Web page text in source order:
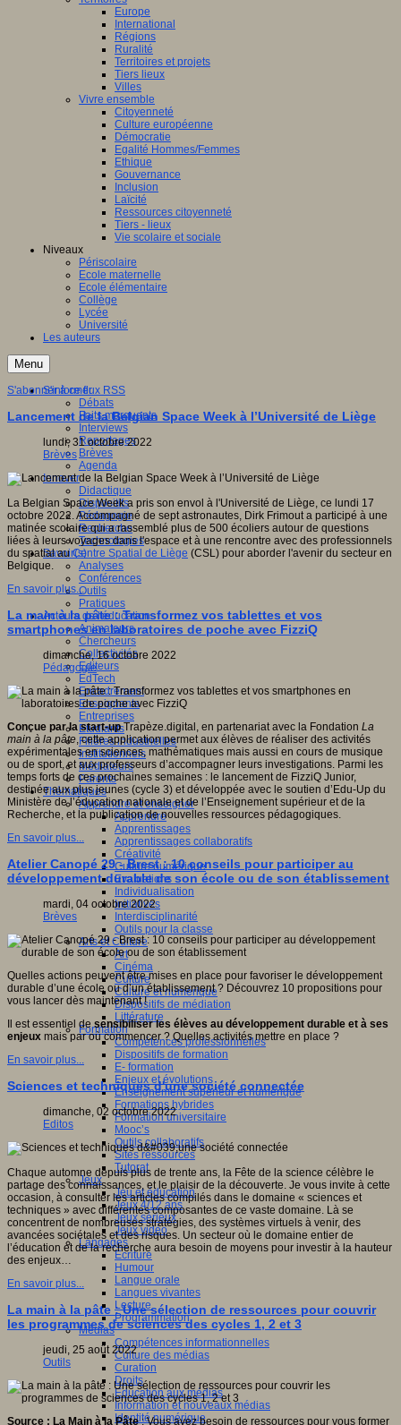
Europe
International
Régions
Ruralité
Territoires et projets
Tiers lieux
Villes
Vivre ensemble
Citoyenneté
Culture européenne
Démocratie
Egalité Hommes/Femmes
Ethique
Gouvernance
Inclusion
Laïcité
Ressources citoyenneté
Tiers - lieux
Vie scolaire et sociale
Niveaux
Périscolaire
Ecole maternelle
Ecole élémentaire
Collège
Lycée
Université
Les auteurs
Menu
S'informer
Débats
Faits marquants
Interviews
Reportages
Brèves
Agenda
Innover
Didactique
Dispositifs
Pédagogie
Recherche
Technologies
Savoir(s)
Analyses
Conférences
Outils
Pratiques
Acteurs de l'éducation
Animateurs
Chercheurs
Collectivités
Editeurs
EdTech
Encadrement
Enseignants
Entreprises
Etudiants
Filières industrielles
Institutionnels
Médiateurs
Parents
Thématiques
Apprendre et enseigner
Apprendre
Apprentissages
Apprentissages collaboratifs
Créativité
Culture numérique
Evaluations
Individualisation
Initiatives
Interdisciplinarité
Outils pour la classe
Arts et Culture
Art
Cinéma
Culture
Culture et numérique
Dispositifs de médiation
Littérature
Formation
Compétences professionnelles
Dispositifs de formation
E- formation
Enjeux et évolutions
Enseignement supérieur et numérique
Formations hybrides
Formation universitaire
Mooc’s
Outils collaboratifs
Sites ressources
Tutorat
Jeux
Jeu et éducation
Jeux 4/12 ans
Jeux sérieux
Jeux vidéo
Langages
Ecriture
Humour
Langue orale
Langues vivantes
Lecture
Programmation
Médias
Compétences informationnelles
Culture des médias
Curation
Droits
Education aux médias
Information et nouveaux médias
Identité numérique
S'abonner à ce flux RSS
Lancement de la Belgian Space Week à l’Université de Liège
lundi, 31 octobre 2022
Brèves
La Belgian Space Week a pris son envol à l'Université de Liège, ce lundi 17
octobre 2022. Accompagné de sept astronautes, Dirk Frimout a participé à une
matinée scolaire qui a rassemblé plus de 500 écoliers autour de questions
liées à leurs voyages dans l'espace et à une rencontre avec des professionnels
du spatial auCentre Spatial de Liège (CSL) pour aborder l'avenir du secteur en
Belgique.
En savoir plus...
La main à la pâte : Transformez vos tablettes et vos
smartphones en laboratoires de poche avec FizziQ
dimanche, 16 octobre 2022
Pédagogie
Conçue par la start-upTrapèze.digital, en partenariat avec la Fondation La
main à la pâte, cette application permet aux élèves de réaliser des activités
expérimentales en sciences, mathématiques mais aussi en cours de musique
ou de sport, et aux professeurs d’accompagner leurs investigations. Parmi les
temps forts de ces prochaines semaines : le lancement de FizziQ Junior,
destinée aux plus jeunes (cycle 3) et développée avec le soutien d’Edu-Up du
Ministère de l’éducation nationale et de l’Enseignement supérieur et de la
Recherche, et la publication de nouvelles ressources pédagogiques.
En savoir plus...
Atelier Canopé 29 - Brest : 10 conseils pour participer au
développement durable de son école ou de son établissement
mardi, 04 octobre 2022
Brèves
Quelles actions peuvent être mises en place pour favoriser le développement
durable d’une école ou d’un établissement ? Découvrez 10 propositions pour
vous lancer dès maintenant !
Il est essentiel desensibiliser les élèves au développement durable et à ses
enjeux mais par où commencer ? Quelles activités mettre en place ?
En savoir plus...
Sciences et techniques d'une société connectée
dimanche, 02 octobre 2022
Editos
Chaque automne depuis plus de trente ans, la Fête de la science célèbre le
partage des connaissances, et le plaisir de la découverte. Je vous invite à cette
occasion, à consulter les articles compilés dans le domaine « sciences et
techniques » avec différentes composantes de ce vaste domaine. Là se
concentrent de nombreuses stratégies, des systèmes virtuels à venir, des
avancées sociétales et des risques. Un secteur où le domaine entier de
l’éducation et de la recherche aura besoin de moyens pour investir à la hauteur
des enjeux…
En savoir plus...
La main à la pâte : Une sélection de ressources pour couvrir
les programmes de sciences des cycles 1, 2 et 3
jeudi, 25 août 2022
Outils
Source : La Main à la Pâte: Vous avez besoin de ressources pour vous former